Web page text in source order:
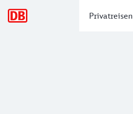
Privatreisen